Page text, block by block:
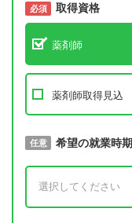
必須 取得資格
薬剤師
薬剤師取得見込
必須 取得予定年
任意 希望の就業時期